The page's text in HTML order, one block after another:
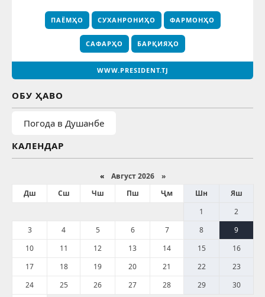
ПАЁМҲО СУХАНРОНИҲО ФАРМОНҲО
САФАРҲО БАРҚИЯҲО
WWW.PRESIDENT.TJ
ОБУ ҲАВО
Погода в Душанбе
КАЛЕНДАР
«Август 2026 »
Дш
Сш Чш Пш Ҷм Шн
Яш
1
2
3
4 5 6 7 8
9
10
11 12 13 14 15
16
17
18 19 20 21 22
23
24
25 26 27 28 29
30